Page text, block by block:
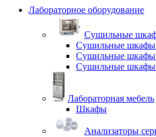
Лабораторное оборудование
Cушильные
Сушильные шкафы
Сушильные шкафы
Сушильные шкафы
Лабораторная мебель
Шкафы
Анализаторы